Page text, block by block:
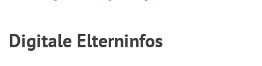
Digitale Elterninfos